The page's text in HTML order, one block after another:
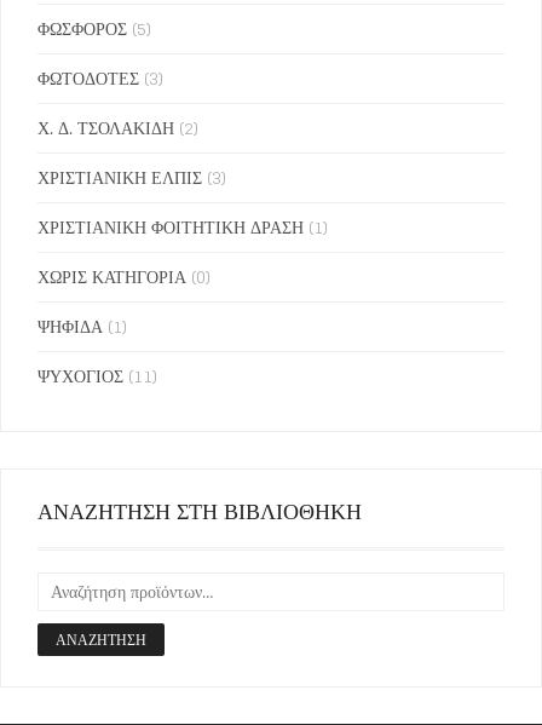
ΦΩΣΦΟΡΟΣ (5)
ΦΩΤΟΔΟΤΕΣ (3)
Χ. Δ. ΤΣΟΛΑΚΙΔΗ (2)
ΧΡΙΣΤΙΑΝΙΚΗ ΕΛΠΙΣ (3)
ΧΡΙΣΤΙΑΝΙΚΗ ΦΟΙΤΗΤΙΚΗ ΔΡΑΣΗ (1)
ΧΩΡΙΣ ΚΑΤΗΓΟΡΙΑ (0)
ΨΗΦΙΔΑ (1)
ΨΥΧΟΓΙΟΣ (11)
ΑΝΑΖΗΤΗΣΗ ΣΤΗ ΒΙΒΛΙΟΘΗΚΗ
ΑΝΑΖΉΤΗΣΗ